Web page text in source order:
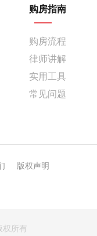
购房指南
购房流程
律师讲解
实用工具
常见问题
版权声明
所有